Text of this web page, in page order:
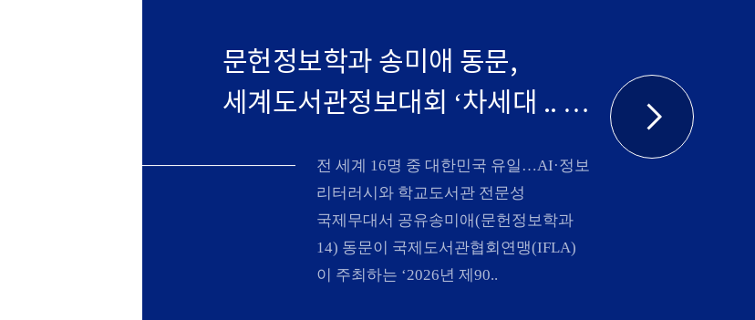
문헌정보학과 송미애 동문,
세계도서관정보대회 ‘차세대 ..
전 세계 16명 중 대한민국 유일…AI·정보
리터러시와 학교도서관 전문성
국제무대서 공유송미애(문헌정보학과
14) 동문이 국제도서관협회연맹(IFLA)
이 주최하는 ‘2026년 제90..